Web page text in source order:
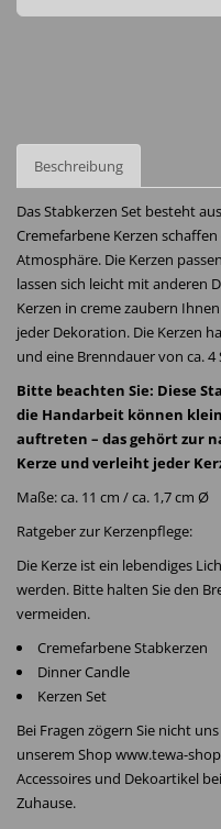
Beschreibung
Das Stabkerzen Set besteht
Cremefarbene Kerzen
Atmosphäre. Die Kerzen
lassen sich leicht mit anderen
Kerzen in creme zaubern
jeder Dekoration. Die Kerzen
und eine Brenndauer von ca. 4
Bitte beachten Sie: Diese
die Handarbeit können
auftreten – das gehört zur
Kerze und verleiht jeder
Maße: ca. 11 cm / ca. 1,7 cm Ø
Ratgeber zur Kerzenpflege:
Die Kerze ist ein lebendiges
werden. Bitte halten Sie den
vermeiden.
Cremefarbene Stabkerzen
Dinner Candle
Kerzen Set
Bei Fragen zögern Sie nicht
unserem Shop www.tewa-
Accessoires und Dekoartikel
Zuhause.